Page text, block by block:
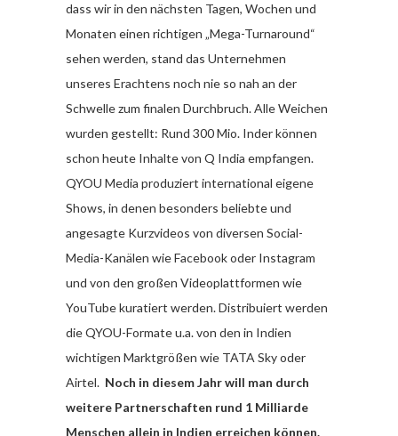
dass wir in den nächsten Tagen, Wochen und
Monaten einen richtigen „Mega-Turnaround“
sehen werden, stand das Unternehmen
unseres Erachtens noch nie so nah an der
Schwelle zum finalen Durchbruch. Alle Weichen
wurden gestellt: Rund 300 Mio. Inder können
schon heute Inhalte von Q India empfangen.
QYOU Media produziert international eigene
Shows, in denen besonders beliebte und
angesagte Kurzvideos von diversen Social-
Media-Kanälen wie Facebook oder Instagram
und von den großen Videoplattformen wie
YouTube kuratiert werden. Distribuiert werden
die QYOU-Formate u.a. von den in Indien
wichtigen Marktgrößen wie TATA Sky oder
Airtel. Noch in diesem Jahr will man durch
weitere Partnerschaften rund 1 Milliarde
Menschen allein in Indien erreichen können.